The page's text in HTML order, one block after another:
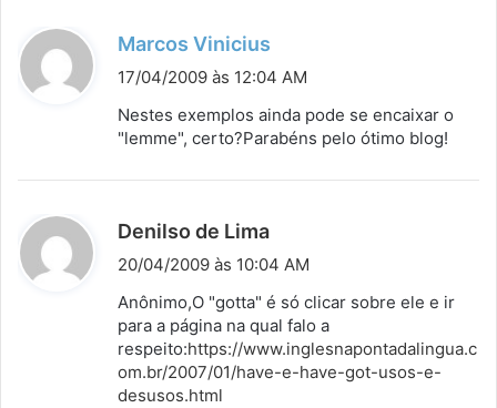
Marcos Vinicius
i
s
17/04/2009 às 12:04 AM
Nestes exemplos ainda pode se encaixar o
"lemme", certo?Parabéns pelo ótimo blog!
Denilso de Lima
i
s
e
:
20/04/2009 às 10:04 AM
Anônimo,O "gotta" é só clicar sobre ele e ir
para a página na qual falo a
respeito:https://www.inglesnapontadalingua.c
om.br/2007/01/have-e-have-got-usos-e-
desusos.html